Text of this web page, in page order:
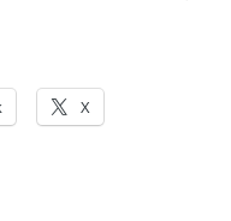
X